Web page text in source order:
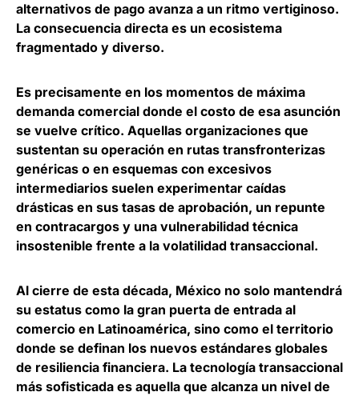
alternativos de pago avanza a un ritmo vertiginoso.
La consecuencia directa es un ecosistema
fragmentado y diverso.
Es precisamente en los momentos de máxima
demanda comercial donde el costo de esa asunción
se vuelve crítico. Aquellas organizaciones que
sustentan su operación en rutas transfronterizas
genéricas o en esquemas con excesivos
intermediarios suelen experimentar caídas
drásticas en sus tasas de aprobación, un repunte
en contracargos y una vulnerabilidad técnica
insostenible frente a la volatilidad transaccional.
Al cierre de esta década, México no solo mantendrá
su estatus como la gran puerta de entrada al
comercio en Latinoamérica, sino como el territorio
donde se definan los nuevos estándares globales
de resiliencia financiera. La tecnología transaccional
más sofisticada es aquella que alcanza un nivel de